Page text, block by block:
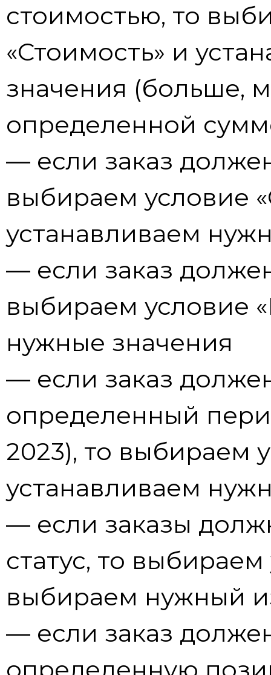
стоимостью, то
«Стоимость» и
значения (больше,
определенной
— если заказ
выбираем условие
устанавливаем
— если заказ
выбираем условие
нужные значения
— если заказ
определенный
2023), то выбираем
устанавливаем
— если заказы
статус, то выбираем
выбираем нужный
— если заказ